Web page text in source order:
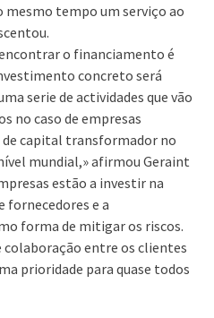
mesmo tempo um serviço ao
o financiamento é
concreto será
serie de actividades que vão
no caso de empresas
capital transformador no
mundial,» afirmou Geraint
estão a investir na
fornecedores e a
forma de mitigar os riscos.
colaboração entre os clientes
prioridade para quase todos